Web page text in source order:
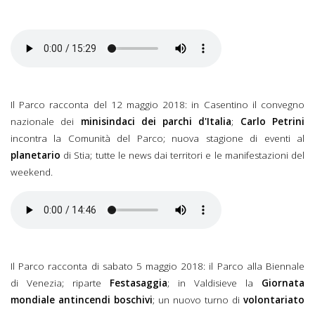
Il Parco racconta, 19
Il Parco racconta del 12 maggio 2018: in Casentino il convegno
nazionale dei minisindaci dei parchi d'Italia; Carlo Petrini
incontra la Comunità del Parco; nuova stagione di eventi al
planetario di Stia; tutte le news dai territori e le manifestazioni del
weekend.
Il Parco racconta del 12
Il Parco racconta di sabato 5 maggio 2018: il Parco alla Biennale
di Venezia; riparte Festasaggia; in Valdisieve la Giornata
mondiale antincendi boschivi; un nuovo turno di volontariato